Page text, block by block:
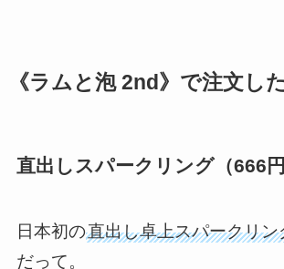
《ラムと泡 2nd》で注文し
直出しスパークリング（666円
日本初の直出し卓上スパークリン
だって。